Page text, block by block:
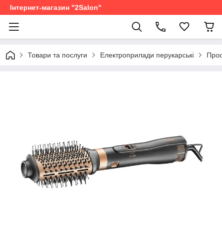
Інтернет-магазин "2Salon"
Товари та послуги Електроприлади перукарські